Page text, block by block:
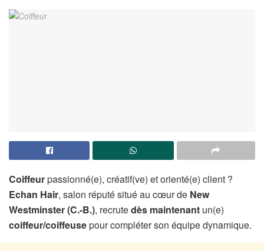
Coiffeurpassionné(e), créatif(ve) et orienté(e) client ?
Echan Hair, salon réputé situé au cœur de New
Westminster (C.-B.), recrutedès maintenant un(e)
coiffeur/coiffeusepour compléter son équipe dynamique.